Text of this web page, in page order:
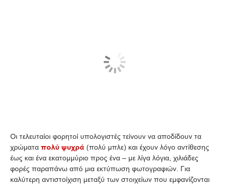
Οι τελευταίοι φορητοί υπολογιστές τείνουν να αποδίδουν τα
χρώματα πολύ ψυχρά (πολύ μπλε) και έχουν λόγο αντίθεσης
έως και ένα εκατομμύριο προς ένα – με λίγα λόγια, χιλιάδες
φορές παραπάνω από μια εκτύπωση φωτογραφιών. Για
καλύτερη αντιστοίχιση μεταξύ των στοιχείων που εμφανίζονται